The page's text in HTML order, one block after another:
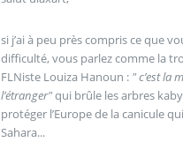
si j’ai à peu près compris ce que
difficulté, vous parlez comme la
FLNiste Louiza Hanoun : " c’est la
l’étranger"qui brûle les arbres
protéger l’Europe de la canicule
Sahara...